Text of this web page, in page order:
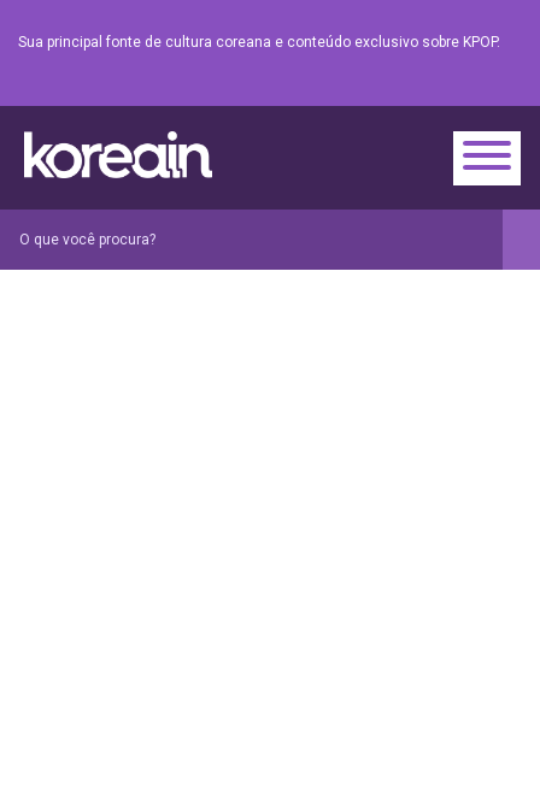
Sua principal fonte de cultura coreana e conteúdo exclusivo sobre KPOP.